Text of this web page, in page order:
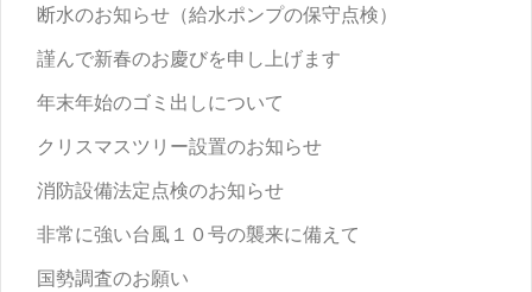
断水のお知らせ（給水ポンプの保守点検）
謹んで新春のお慶びを申し上げます
年末年始のゴミ出しについて
クリスマスツリー設置のお知らせ
消防設備法定点検のお知らせ
非常に強い台風１０号の襲来に備えて
国勢調査のお願い